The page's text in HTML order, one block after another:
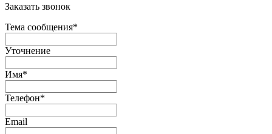
Заказать звонок
Тема сообщения*
Уточнение
Имя*
Телефон*
Email